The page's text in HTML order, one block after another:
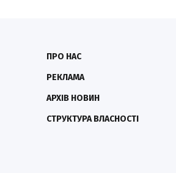
ПРО НАС
РЕКЛАМА
АРХІВ НОВИН
СТРУКТУРА ВЛАСНОСТІ